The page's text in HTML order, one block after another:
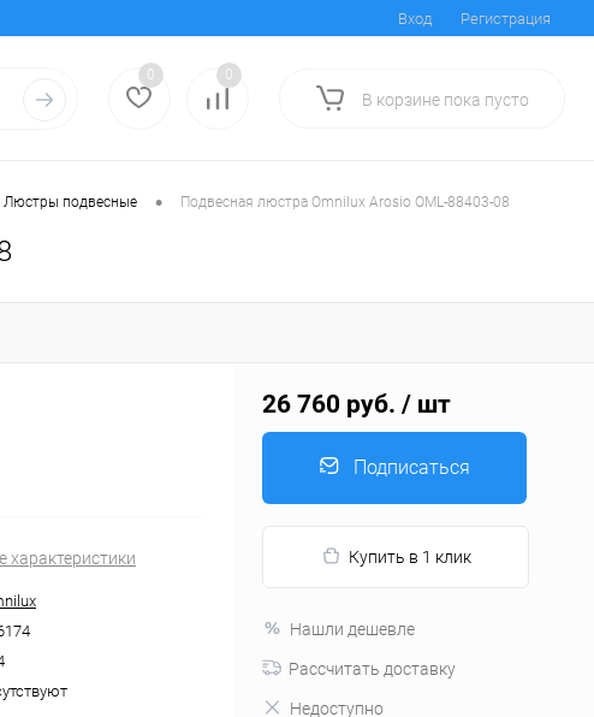
Вход Регистрация
0 0
В корзине пока пусто
Люстры подвесные • Подвесная люстра Omnilux Arosio OML-88403-08
характеристики
26 760 руб. / шт
Подписаться
Купить в 1 клик
Нашли дешевле
Рассчитать доставку
Недоступно